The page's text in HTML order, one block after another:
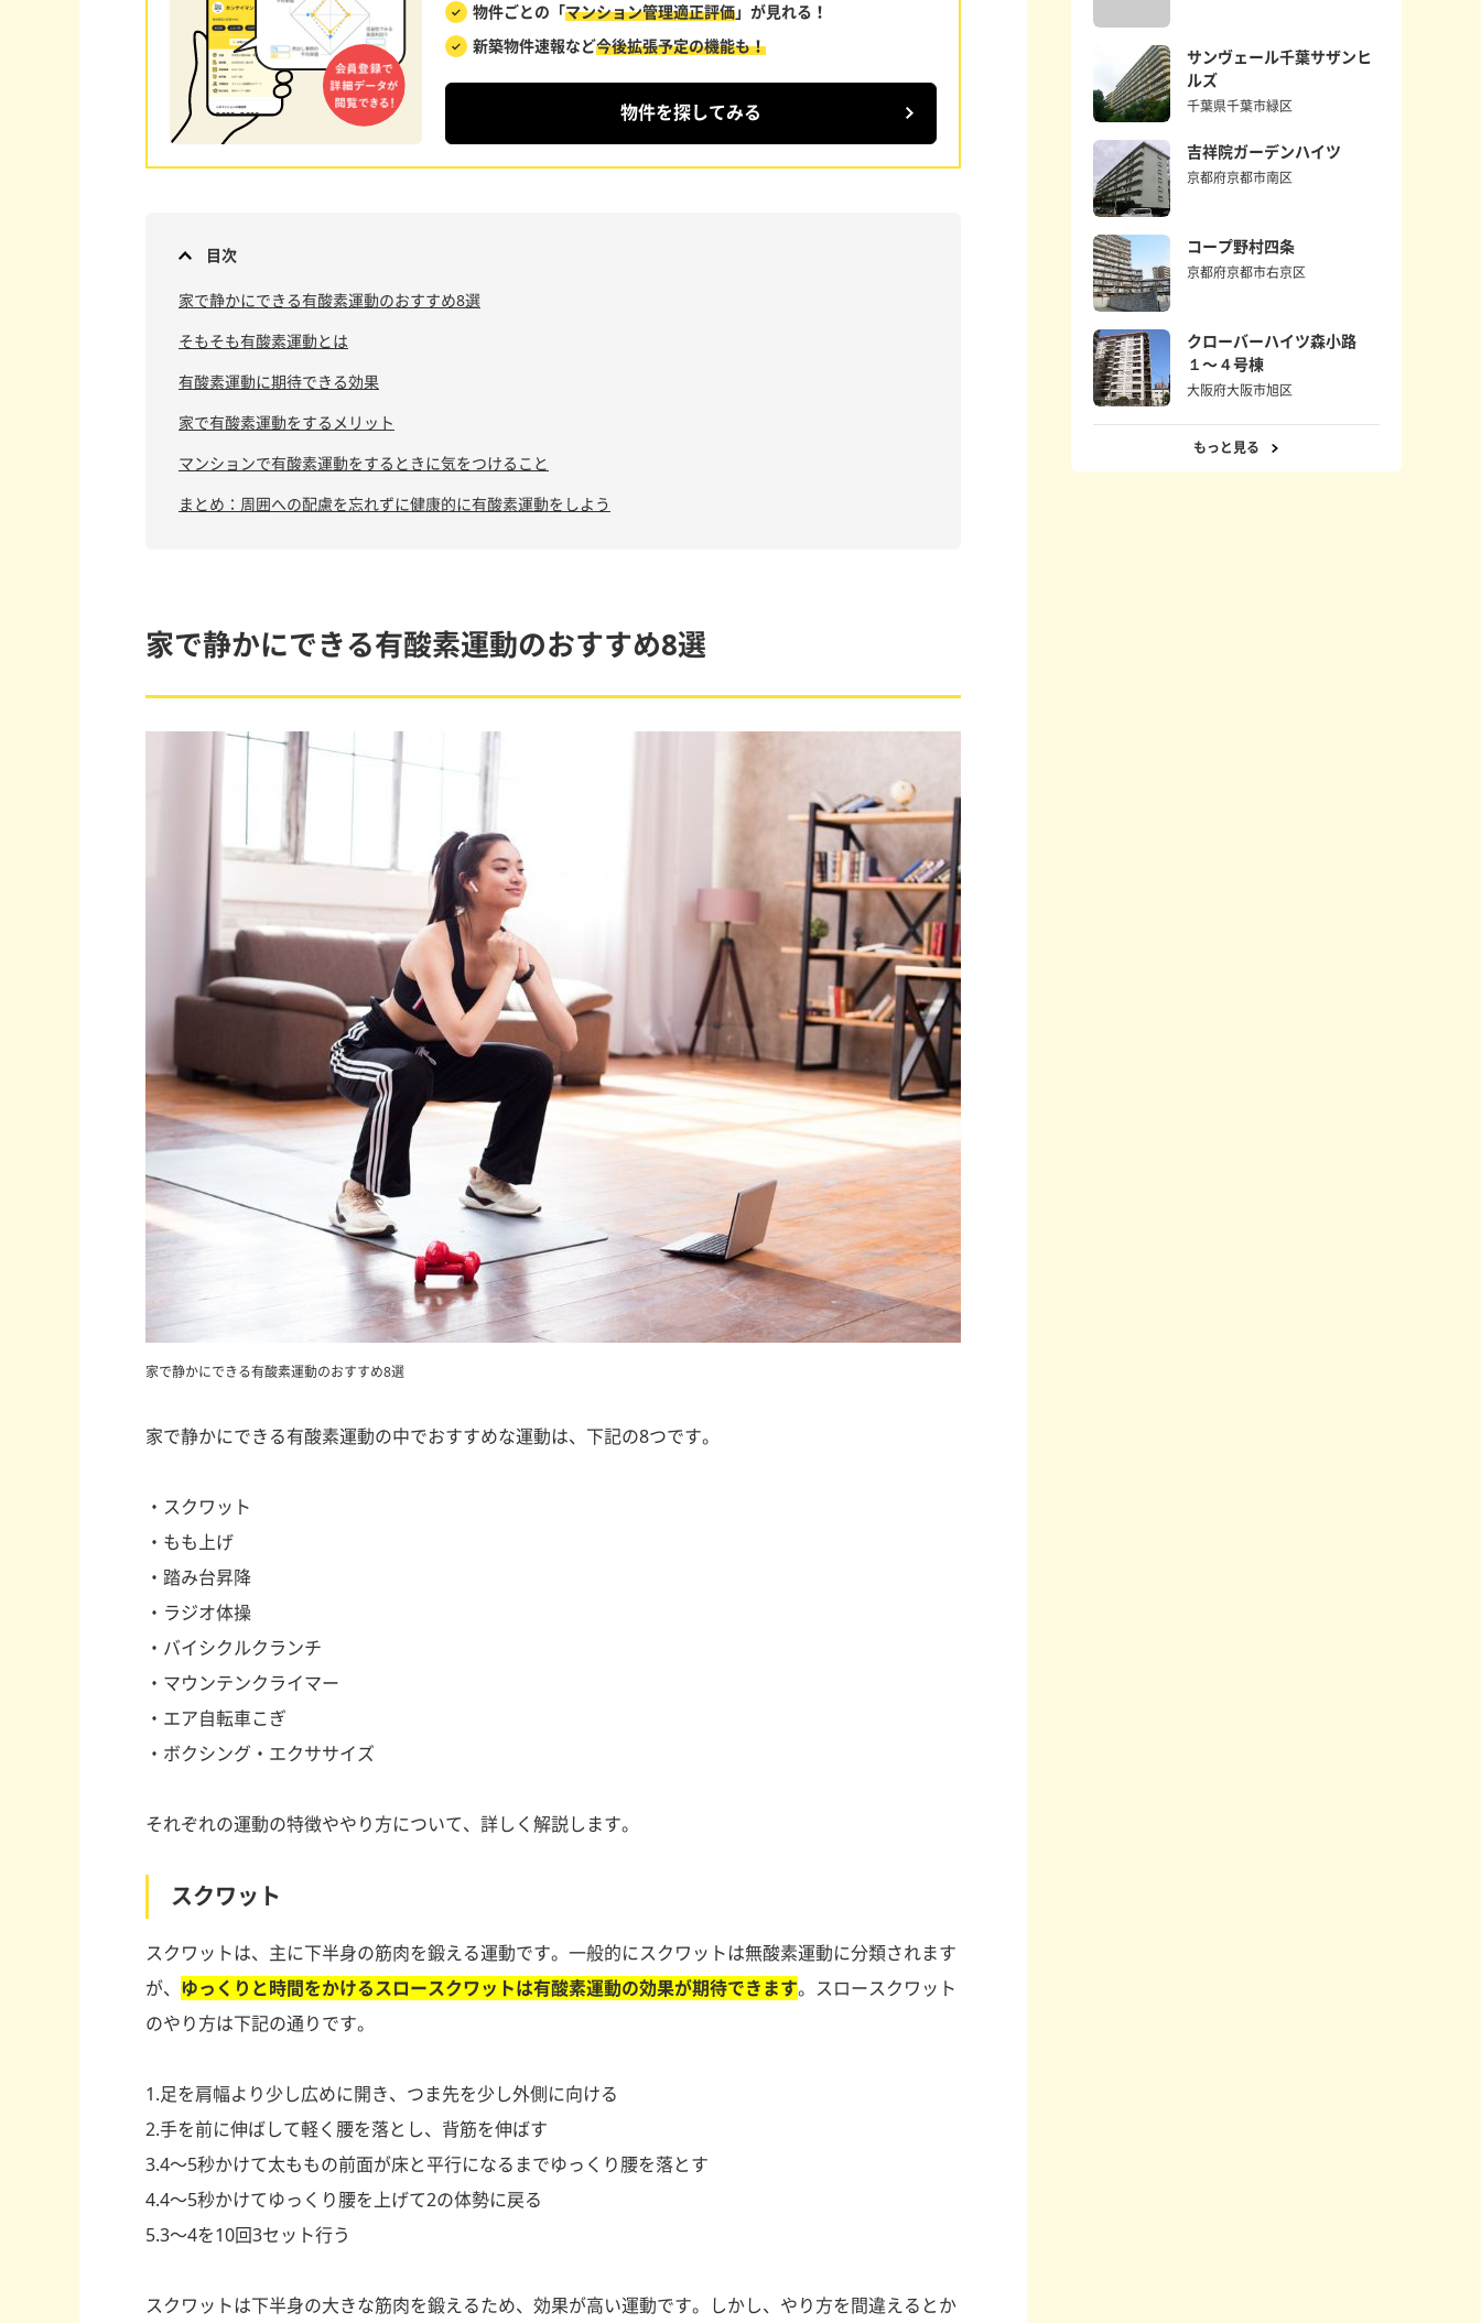
サンヴェール千葉サザンヒ
ルズ
千葉県千葉市緑区
吉祥院ガーデンハイツ
京都府京都市南区
コープ野村四条
京都府京都市右京区
クローバーハイツ森小路
１〜４号棟
大阪府大阪市旭区
もっと見る
物件ごとの「マンション管理適正評価」 が見れる！
新築物件速報など今後拡張予定の機能も！
物件を探してみる
目次
家で静かにできる有酸素運動のおすすめ8選
そもそも有酸素運動とは
有酸素運動に期待できる効果
家で有酸素運動をするメリット
マンションで有酸素運動をするときに気をつけること
まとめ：周囲への配慮を忘れずに健康的に有酸素運動をしよう
家で静かにできる有酸素運動のおすすめ8選
家で静かにできる有酸素運動のおすすめ8選
家で静かにできる有酸素運動の中でおすすめな運動は、下記の8つです。
・スクワット
・もも上げ
・踏み台昇降
・ラジオ体操
・バイシクルクランチ
・マウンテンクライマー
・エア自転車こぎ
・ボクシング・エクササイズ
それぞれの運動の特徴ややり方について、詳しく解説します。
スクワット
スクワットは、主に下半身の筋肉を鍛える運動です。一般的にスクワットは無酸素運動に分類されます
が、 ゆっくりと時間をかけるスロースクワットは有酸素運動の効果が期待できます。スロースクワット
のやり方は下記の通りです。
1.足を肩幅より少し広めに開き、つま先を少し外側に向ける
2.手を前に伸ばして軽く腰を落とし、背筋を伸ばす
3.4〜5秒かけて太ももの前面が床と平行になるまでゆっくり腰を落とす
4.4〜5秒かけてゆっくり腰を上げて2の体勢に戻る
5.3〜4を10回3セット行う
スクワットは下半身の大きな筋肉を鍛えるため、効果が高い運動です。しかし、やり方を間違えるとか